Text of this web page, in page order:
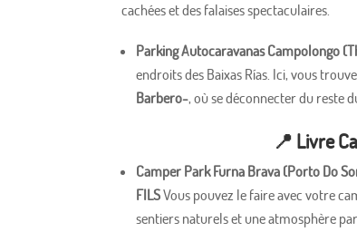
cachées et des falaises spectaculaires.
Parking Autocaravanas Campolongo
endroits des Baixas Rías. Ici, vous
Barbero-, où se déconnecter du reste
📍 Livre
Camper Park Furna Brava (Porto Do
FILSVous pouvez le faire avec votre
sentiers naturels et une atmosphère